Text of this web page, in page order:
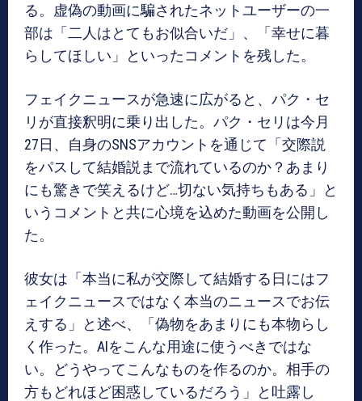
る。虚偽の動画に騙されたネットユーザーの一
部は「二人はとてもお似合いだ」、「幸せに暮
らしてほしい」といったコメントを残した。
フェイクニュースが急速に広がると、パク・セ
リが直接釈明に乗り出した。パク・セリは今月
27日、自身のSNSアカウントを通じて「交際説
をパスして結婚説まで流れているのか？あまり
にも驚きで笑えるけど…切ない気持ちもある」と
いうコメントと共に心境を込めた動画を公開し
た。
彼女は「本当に私が交際して結婚する日にはフ
ェイクニュースではなく本当のニュースでお伝
えする」と述べ、「偽物をあまりにも本物らし
く作った。AIをこんな用途に使うべきではな
い。どうやってこんなものを作るのか。相手の
方もどれほど困惑しているだろう」と吐露し